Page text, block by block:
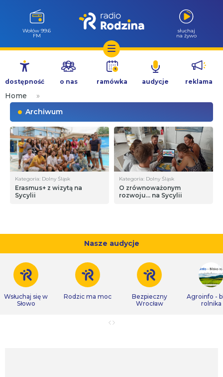
Przejdź
treści
Wołów 99.6
FM
słuchaj
na żywo
dostępność o nas ramówka audycje reklama
Home
»
Archiwum
Kategoria: Dolny Śląsk
Erasmus+ z wizytą na
Sycylii
Kategoria: Dolny Śląsk
O zrównoważonym
rozwoju… na Sycylii
Nasze audycje
Wsłuchaj się w
Słowo
Rodzic ma moc
Bezpieczny
Wrocław
Agroinfo -
rolnika